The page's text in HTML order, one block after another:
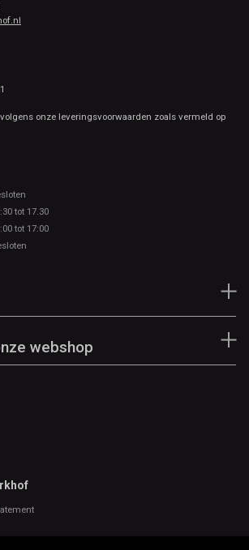
onze leveringsvoorwaarden zoals vermeld op
tot 17.30
tot 17:00
webshop